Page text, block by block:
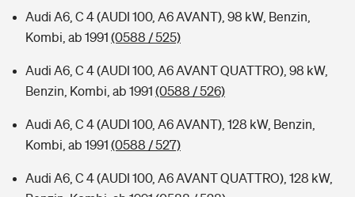
Audi A6, C 4 (AUDI 100, A6 AVANT), 98 kW, Benzin,
Kombi, ab 1991 (0588 / 525)
Audi A6, C 4 (AUDI 100, A6 AVANT QUATTRO), 98 kW,
Benzin, Kombi, ab 1991 (0588 / 526)
Audi A6, C 4 (AUDI 100, A6 AVANT), 128 kW, Benzin,
Kombi, ab 1991 (0588 / 527)
Audi A6, C 4 (AUDI 100, A6 AVANT QUATTRO), 128 kW,